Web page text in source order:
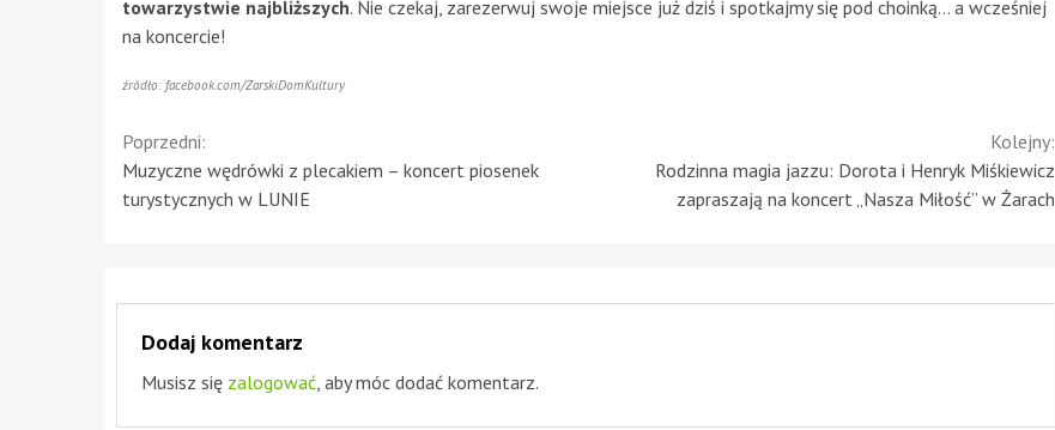
towarzystwie najbliższych. Nie czekaj, zarezerwuj swoje miejsce już dziś i spotkajmy się pod choinką… a wcześniej
na koncercie!
źródło: facebook.com/ZarskiDomKultury
Continue
Reading
Poprzedni:
Muzyczne wędrówki z plecakiem – koncert piosenek
turystycznych w LUNIE
Kolejny:
Rodzinna magia jazzu: Dorota i Henryk Miśkiewicz
zapraszają na koncert „Nasza Miłość” w Żarach
Dodaj komentarz
Musisz się zalogować , aby móc dodać komentarz.